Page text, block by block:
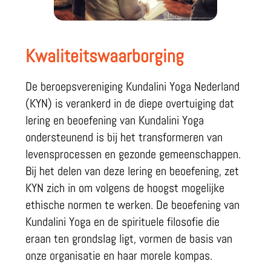
Kwaliteitswaarborging
De beroepsvereniging Kundalini Yoga Nederland
(KYN) is verankerd in de diepe overtuiging dat
lering en beoefening van Kundalini Yoga
ondersteunend is bij het transformeren van
levensprocessen en gezonde gemeenschappen.
Bij het delen van deze lering en beoefening, zet
KYN zich in om volgens de hoogst mogelijke
ethische normen te werken. De beoefening van
Kundalini Yoga en de spirituele filosofie die
eraan ten grondslag ligt, vormen de basis van
onze organisatie en haar morele kompas.